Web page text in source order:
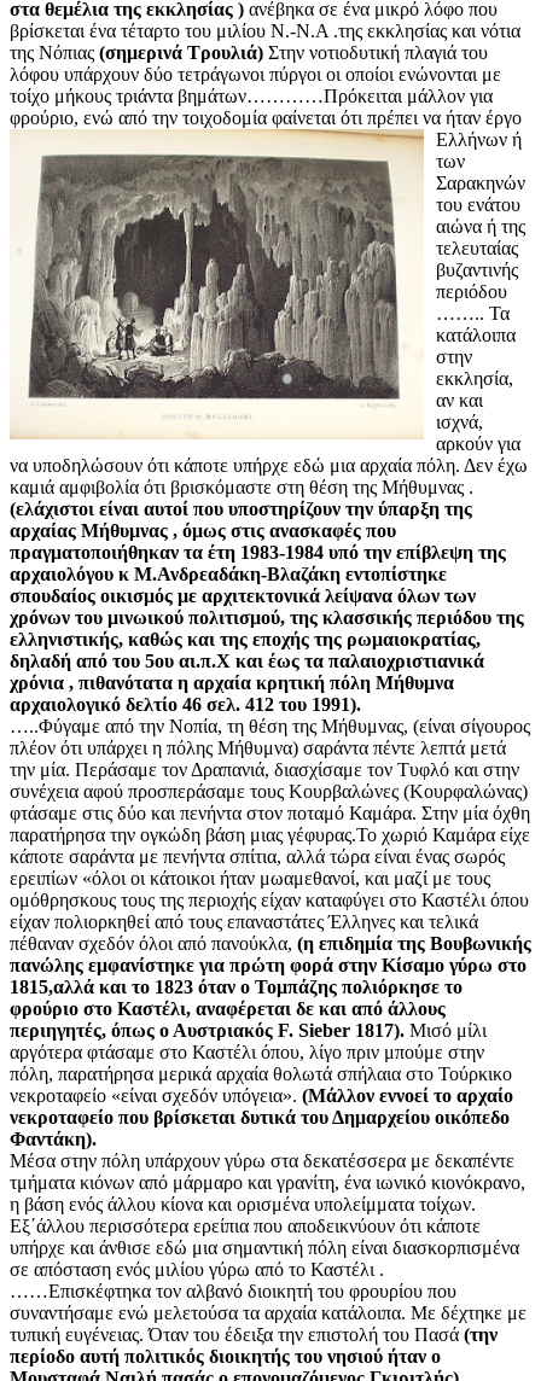
στα θεμέλια της εκκλησίας ) ανέβηκα σε ένα μικρό λόφο που
βρίσκεται ένα τέταρτο του μιλίου Ν.-Ν.Α .της εκκλησίας και νότια
της Νόπιας (σημερινά Τρουλιά) Στην νοτιοδυτική πλαγιά του
λόφου υπάρχουν δύο τετράγωνοι πύργοι οι οποίοι ενώνονται με
τοίχο μήκους τριάντα βημάτων…………Πρόκειται μάλλον για
φρούριο, ενώ από την τοιχοδομία φαίνεται ότι πρέπει να ήταν έργο
Ελλήνων ή
των
Σαρακηνών
του ενάτου
αιώνα ή της
τελευταίας
βυζαντινής
περιόδου
…….. Τα
κατάλοιπα
στην
εκκλησία,
αν και
ισχνά,
αρκούν για
να υποδηλώσουν ότι κάποτε υπήρχε εδώ μια αρχαία πόλη. Δεν έχω
καμιά αμφιβολία ότι βρισκόμαστε στη θέση της Μήθυμνας .
(ελάχιστοι είναι αυτοί που υποστηρίζουν την ύπαρξη της
αρχαίας Μήθυμνας , όμως στις ανασκαφές που
πραγματοποιήθηκαν τα έτη 1983-1984 υπό την επίβλεψη της
αρχαιολόγου κ Μ.Ανδρεαδάκη-Βλαζάκη εντοπίστηκε
σπουδαίος οικισμός με αρχιτεκτονικά λείψανα όλων των
χρόνων του μινωικού πολιτισμού, της κλασσικής περιόδου της
ελληνιστικής, καθώς και της εποχής της ρωμαιοκρατίας,
δηλαδή από του 5ου αι.π.Χ και έως τα παλαιοχριστιανικά
χρόνια , πιθανότατα η αρχαία κρητική πόλη Μήθυμνα
αρχαιολογικό δελτίο 46 σελ. 412 του 1991).
…..Φύγαμε από την Νοπία, τη θέση της Μήθυμνας, (είναι σίγουρος
πλέον ότι υπάρχει η πόλης Μήθυμνα) σαράντα πέντε λεπτά μετά
την μία. Περάσαμε τον Δραπανιά, διασχίσαμε τον Τυφλό και στην
συνέχεια αφού προσπεράσαμε τους Κουρβαλώνες (Κουρφαλώνας)
φτάσαμε στις δύο και πενήντα στον ποταμό Καμάρα. Στην μία όχθη
παρατήρησα την ογκώδη βάση μιας γέφυρας.Το χωριό Καμάρα είχε
κάποτε σαράντα με πενήντα σπίτια, αλλά τώρα είναι ένας σωρός
ερειπίων «όλοι οι κάτοικοι ήταν μωαμεθανοί, και μαζί με τους
ομόθρησκους τους της περιοχής είχαν καταφύγει στο Καστέλι όπου
είχαν πολιορκηθεί από τους επαναστάτες Έλληνες και τελικά
πέθαναν σχεδόν όλοι από πανούκλα, (η επιδημία της Βουβωνικής
πανώλης εμφανίστηκε για πρώτη φορά στην Κίσαμο γύρω στο
1815,αλλά και το 1823 όταν ο Τομπάζης πολιόρκησε το
φρούριο στο Καστέλι, αναφέρεται δε και από άλλους
περιηγητές, όπως ο Αυστριακός F. Sieber 1817). Μισό μίλι
αργότερα φτάσαμε στο Καστέλι όπου, λίγο πριν μπούμε στην
πόλη, παρατήρησα μερικά αρχαία θολωτά σπήλαια στο Τούρκικο
νεκροταφείο «είναι σχεδόν υπόγεια». (Μάλλον εννοεί το αρχαίο
νεκροταφείο που βρίσκεται δυτικά του Δημαρχείου οικόπεδο
Φαντάκη).
Μέσα στην πόλη υπάρχουν γύρω στα δεκατέσσερα με δεκαπέντε
τμήματα κιόνων από μάρμαρο και γρανίτη, ένα ιωνικό κιονόκρανο,
η βάση ενός άλλου κίονα και ορισμένα υπολείμματα τοίχων.
Εξ΄άλλου περισσότερα ερείπια που αποδεικνύουν ότι κάποτε
υπήρχε και άνθισε εδώ μια σημαντική πόλη είναι διασκορπισμένα
σε απόσταση ενός μιλίου γύρω από το Καστέλι .
……Επισκέφτηκα τον αλβανό διοικητή του φρουρίου που
συναντήσαμε ενώ μελετούσα τα αρχαία κατάλοιπα. Με δέχτηκε με
τυπική ευγένειας. Όταν του έδειξα την επιστολή του Πασά (την
περίοδο αυτή πολιτικός διοικητής του νησιού ήταν ο